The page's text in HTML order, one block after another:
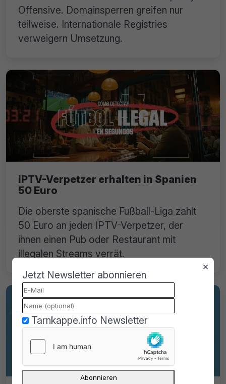
Offensive. Domainsperren greifen nur
teilweise. Internationale Registries
verweigern Umsetzung.
IPTV-Verpetzer erhalten in Spanien
50 Euro
Die oberste spanische Fußball-Liga zahlt
50 Euro an jeden IPTV-Verpetzer, der
ihnen einen Pub oder Restaurant mit
illegalen Streams verrät.
×
Jetzt Newsletter abonnieren
Tarnkappe.info Newsletter